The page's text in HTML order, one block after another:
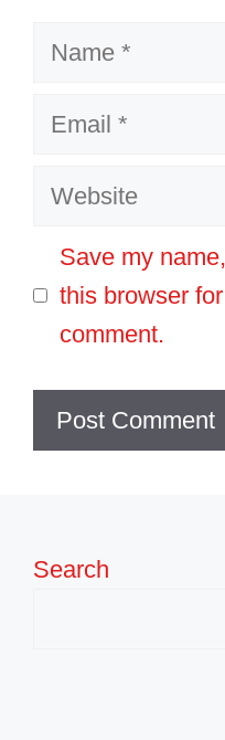
Name
Email
Website
Save my
this browser
comment.
Search